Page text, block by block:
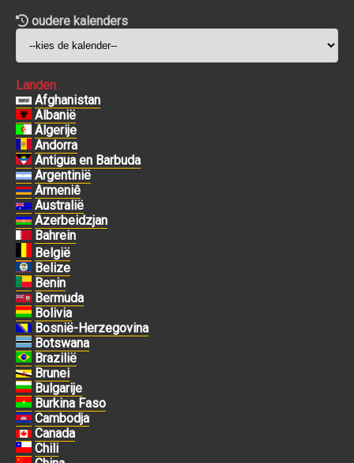
oudere kalenders
Landen
Afghanistan
Albanië
Algerije
Andorra
Antigua en Barbuda
Argentinië
Armeniê
Australië
Azerbeidzjan
Bahrein
België
Belize
Benin
Bermuda
Bolivia
Bosnië-Herzegovina
Botswana
Brazilië
Brunei
Bulgarije
Burkina Faso
Cambodja
Canada
Chili